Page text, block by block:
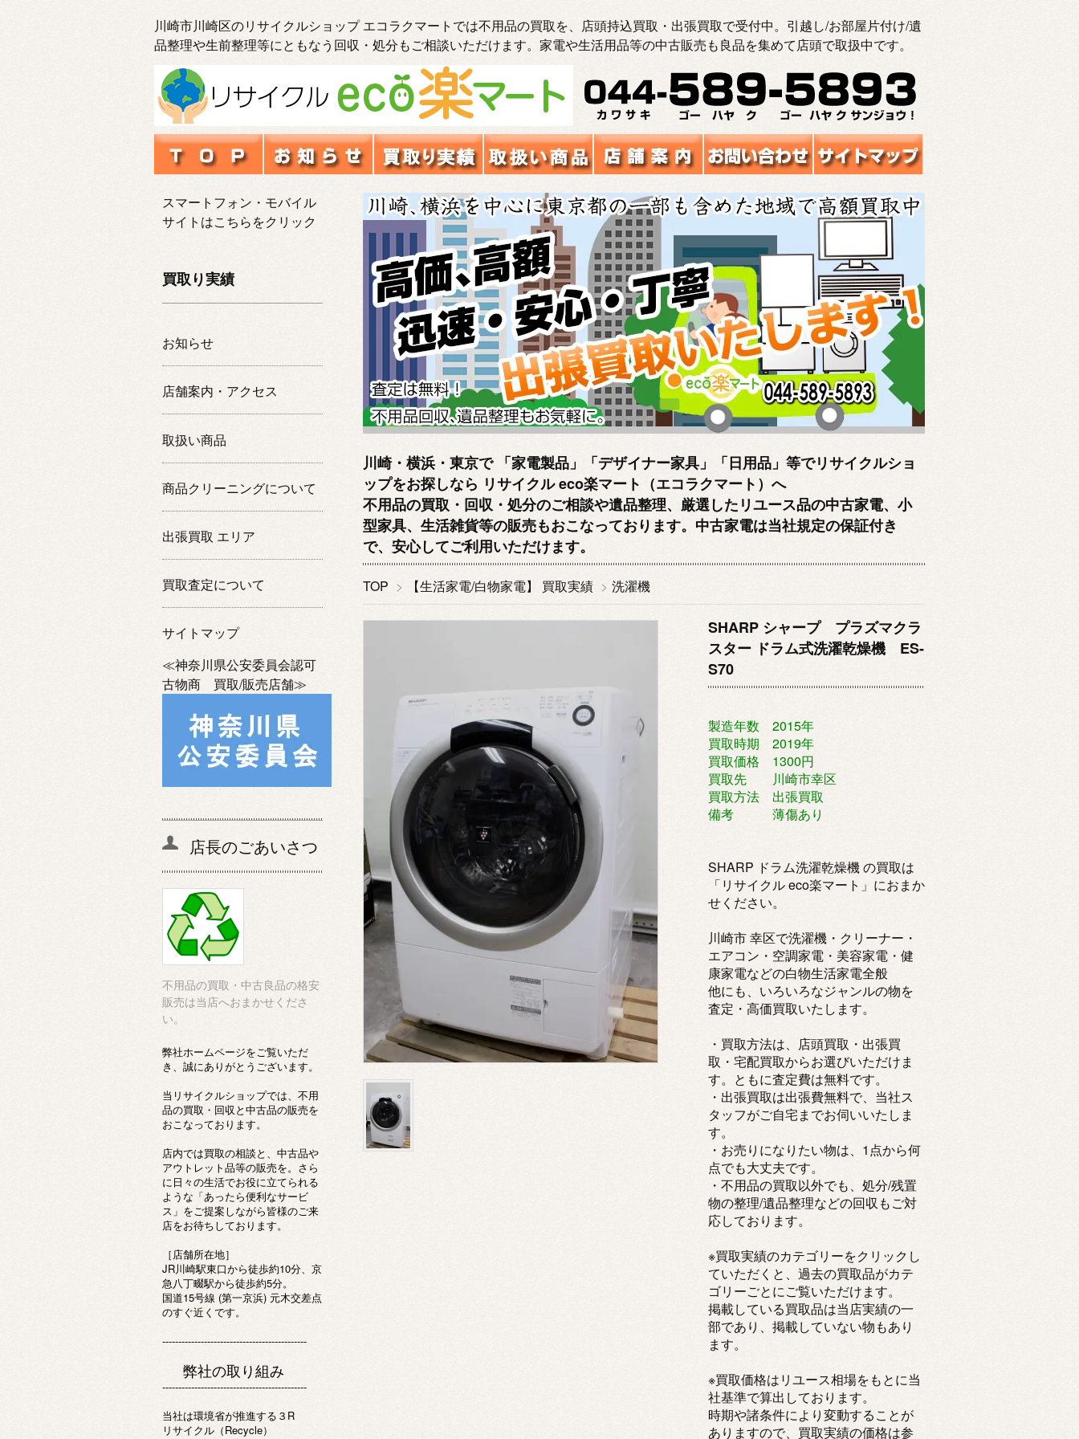
川崎市川崎区のリサイクルショップ エコラクマートでは不用品の買取を、店頭持込買取・出張買取で受付中。引越し/お部屋片付け/遺
品整理や生前整理等にともなう回収・処分もご相談いただけます。家電や生活用品等の中古販売も良品を集めて店頭で取扱中です。
川崎・横浜・東京で 「家電製品」「デザイナー家具」「日用品」等でリサイクルショ
ップをお探しなら リサイクル eco楽マート（エコラクマート）へ
不用品の買取・回収・処分のご相談や遺品整理、厳選したリユース品の中古家電、小
型家具、生活雑貨等の販売もおこなっております。中古家電は当社規定の保証付き
で、安心してご利用いただけます。
TOP > 【生活家電/白物家電】 買取実績 > 洗濯機
SHARP シャープ プラズマクラ
スター ドラム式洗濯乾燥機 ES-
S70
製造年数 2015年
買取時期 2019年
買取価格 1300円
買取先 川崎市幸区
買取方法 出張買取
備考 薄傷あり
SHARP ドラム洗濯乾燥機 の買取は
「リサイクル eco楽マート」におまか
せください。
川崎市 幸区で洗濯機・クリーナー・
エアコン・空調家電・美容家電・健
康家電などの白物生活家電全般
他にも、いろいろなジャンルの物を
査定・高価買取いたします。
・買取方法は、店頭買取・出張買
取・宅配買取からお選びいただけま
す。ともに査定費は無料です。
・出張買取は出張費無料で、当社ス
タッフがご自宅までお伺いいたしま
す。
・お売りになりたい物は、1点から何
点でも大丈夫です。
・不用品の買取以外でも、処分/残置
物の整理/遺品整理などの回収もご対
応しております。
※買取実績のカテゴリーをクリックし
ていただくと、過去の買取品がカテ
ゴリーごとにご覧いただけます。
掲載している買取品は当店実績の一
部であり、掲載していない物もあり
ます。
※買取価格はリユース相場をもとに当
社基準で算出しております。
時期や諸条件により変動することが
ありますので、買取実績の価格は参
スマートフォン・モバイル
サイトはこちらをクリック
買取り実績
お知らせ
店舗案内・アクセス
取扱い商品
商品クリーニングについて
出張買取 エリア
買取査定について
サイトマップ
≪神奈川県公安委員会認可
古物商 買取/販売店舗≫
店長のごあいさつ
不用品の買取・中古良品の格安
販売は当店へおまかせくださ
い。
弊社ホームページをご覧いただ
き、誠にありがとうございます。
当リサイクルショップでは、不用
品の買取・回収と中古品の販売を
おこなっております。
店内では買取の相談と、中古品や
アウトレット品等の販売を。さら
に日々の生活でお役に立てられる
ような「あったら便利なサービ
ス」をご提案しながら皆様のご来
店をお待ちしております。
［店舗所在地］
JR川崎駅東口から徒歩約10分、京
急八丁畷駅から徒歩約5分。
国道15号線 (第一京浜) 元木交差点
のすぐ近くです。
---------------------------------------------
弊社の取り組み
---------------------------------------------
当社は環境省が推進する３R
リサイクル（Recycle）